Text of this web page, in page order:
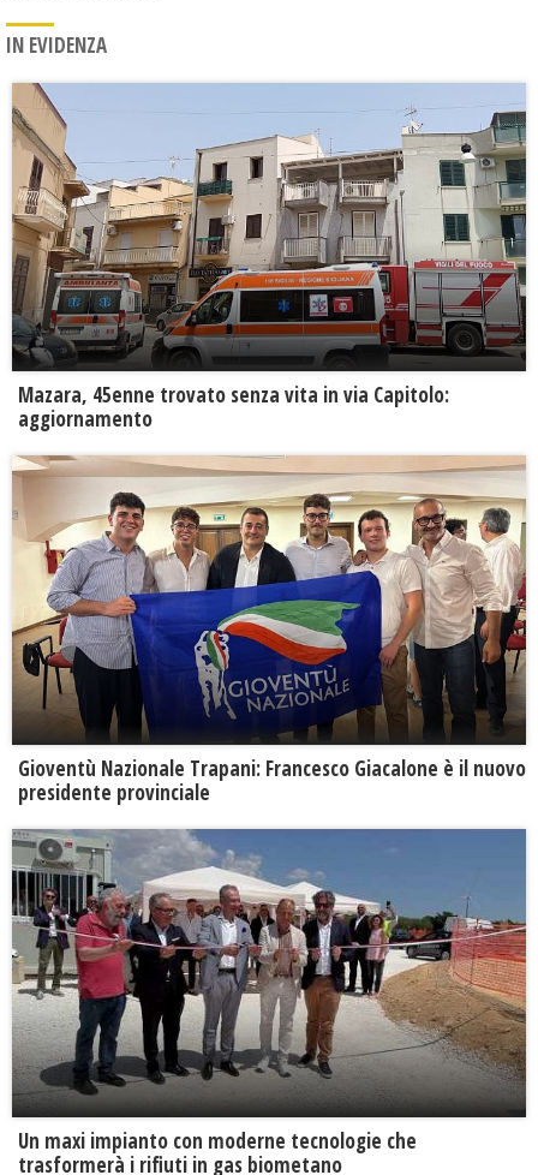
IN EVIDENZA
Mazara, 45enne trovato senza vita in via Capitolo:
aggiornamento
Gioventù Nazionale Trapani: Francesco Giacalone è il nuovo
presidente provinciale
Un maxi impianto con moderne tecnologie che
trasformerà i rifiuti in gas biometano